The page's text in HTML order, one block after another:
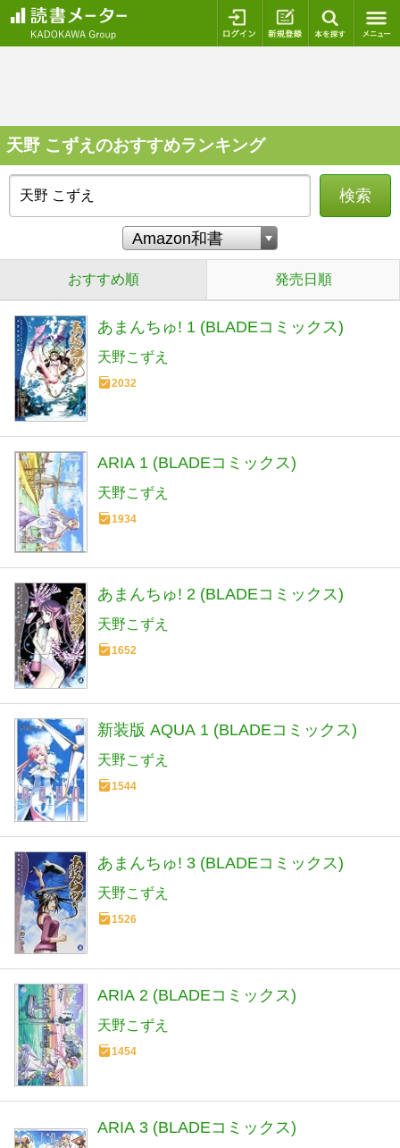
ログイン 新規登録
天野 こずえのおすすめランキング
検索
おすすめ順 発売日順
あまんちゅ! 1 (BLADEコミックス)
天野こずえ
2032
ARIA 1 (BLADEコミックス)
天野こずえ
1934
あまんちゅ! 2 (BLADEコミックス)
天野こずえ
1652
新装版 AQUA 1 (BLADEコミックス)
天野こずえ
1544
あまんちゅ! 3 (BLADEコミックス)
天野こずえ
1526
ARIA 2 (BLADEコミックス)
天野こずえ
1454
ARIA 3 (BLADEコミックス)